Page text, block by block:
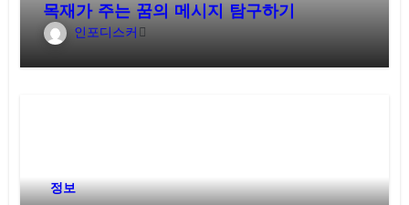
목재가 주는 꿈의 메시지 탐구하기
인포디스커
정보